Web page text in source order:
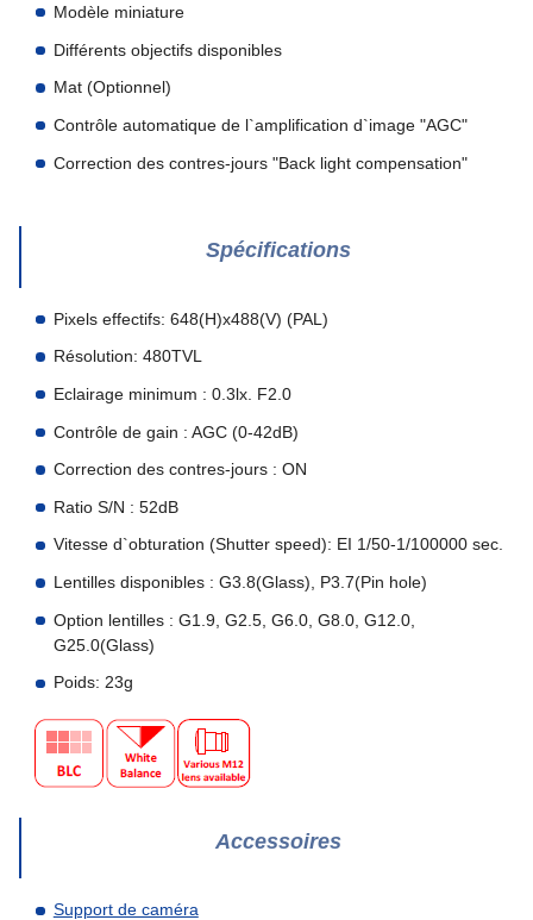
Modèle miniature
Différents objectifs disponibles
Mat (Optionnel)
Contrôle automatique de l`amplification d`image "AGC"
Correction des contres-jours "Back light compensation"
Spécifications
Pixels effectifs: 648(H)x488(V) (PAL)
Résolution: 480TVL
Eclairage minimum : 0.3lx. F2.0
Contrôle de gain : AGC (0-42dB)
Correction des contres-jours : ON
Ratio S/N : 52dB
Vitesse d`obturation (Shutter speed): EI 1/50-1/100000 sec.
Lentilles disponibles : G3.8(Glass), P3.7(Pin hole)
Option lentilles : G1.9, G2.5, G6.0, G8.0, G12.0,
G25.0(Glass)
Poids: 23g
Accessoires
Support de caméra